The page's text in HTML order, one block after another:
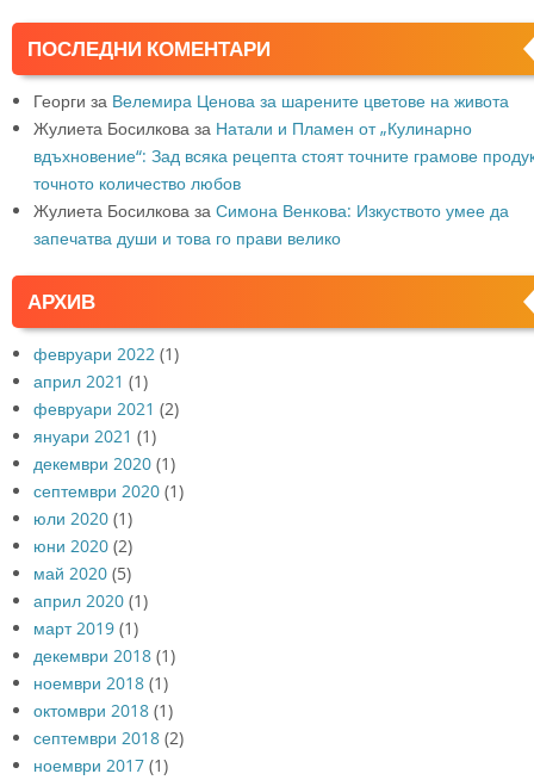
ПОСЛЕДНИ КОМЕНТАРИ
Георги за Велемира Ценова за шарените цветове на живота
Жулиета Босилкова за Натали и Пламен от „Кулинарно
вдъхновение“: Зад всяка рецепта стоят точните грамове
точното количество любов
Жулиета Босилкова за Симона Венкова: Изкуството умее да
запечатва души и това го прави велико
АРХИВ
февруари 2022 (1)
април 2021 (1)
февруари 2021 (2)
януари 2021 (1)
декември 2020 (1)
септември 2020 (1)
юли 2020 (1)
юни 2020 (2)
май 2020 (5)
април 2020 (1)
март 2019 (1)
декември 2018 (1)
ноември 2018 (1)
октомври 2018 (1)
септември 2018 (2)
ноември 2017 (1)